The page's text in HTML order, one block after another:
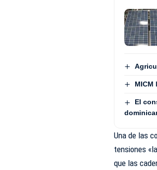
MICM
El
Una de las
tensiones
que las